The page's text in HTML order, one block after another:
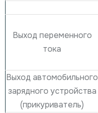
Выход переменного
тока
Выход автомобильного
зарядного устройства
(прикуриватель)